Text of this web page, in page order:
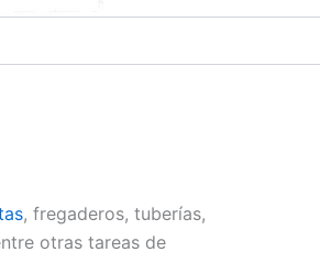
, fregaderos, tuberías,
otras tareas de